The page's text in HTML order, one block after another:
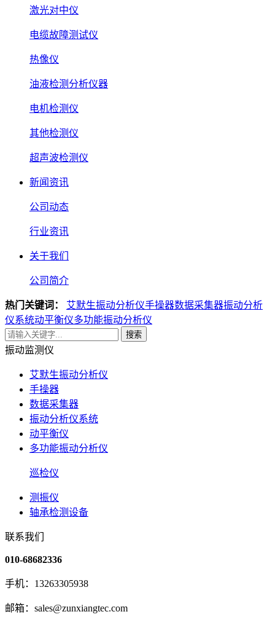
激光对中仪
电缆故障测试仪
热像仪
油液检测分析仪器
电机检测仪
其他检测仪
超声波检测仪
新闻资讯
公司动态
行业资讯
关于我们
公司简介
热门关键词： 艾默生振动分析仪手操器数据采集器振动分析
仪系统动平衡仪多功能振动分析仪
搜索
振动监测仪
艾默生振动分析仪
手操器
数据采集器
振动分析仪系统
动平衡仪
多功能振动分析仪
巡检仪
测振仪
轴承检测设备
联系我们
010-68682336
手机：13263305938
邮箱：sales@zunxiangtec.com